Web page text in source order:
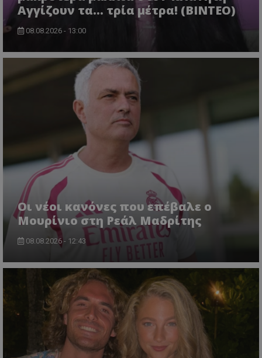
Αγγίζουν τα... τρία μέτρα! (ΒΙΝΤΕΟ)
08.08.2026 - 13:00
Οι νέοι κανόνες που επέβαλε ο
Μουρίνιο στη Ρεάλ Μαδρίτης
08.08.2026 - 12:43